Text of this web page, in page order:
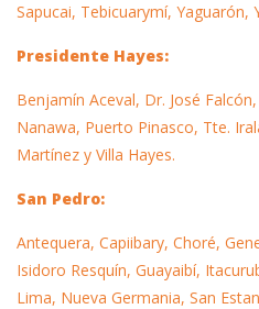
Sapucai, Tebicuarymí, Yaguarón,
Presidente Hayes:
Benjamín Aceval, Dr. José
Nanawa, Puerto Pinasco, Tte.
Martínez y Villa Hayes.
San Pedro:
Antequera, Capiibary, Choré,
Isidoro Resquín, Guayaibí,
Lima, Nueva Germania, San